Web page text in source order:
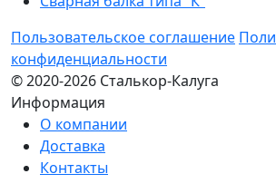
Пользовательское соглашение
конфиденциальности
© 2020-2026 Сталькор-Калуга
Информация
О компании
Доставка
Контакты